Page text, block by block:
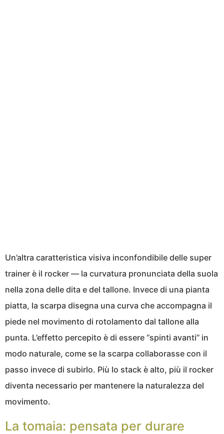
Un’altra caratteristica visiva inconfondibile delle super
trainer è il rocker — la curvatura pronunciata della suola
nella zona delle dita e del tallone. Invece di una pianta
piatta, la scarpa disegna una curva che accompagna il
piede nel movimento di rotolamento dal tallone alla
punta. L’effetto percepito è di essere “spinti avanti” in
modo naturale, come se la scarpa collaborasse con il
passo invece di subirlo. Più lo stack è alto, più il rocker
diventa necessario per mantenere la naturalezza del
movimento.
La tomaia: pensata per durare